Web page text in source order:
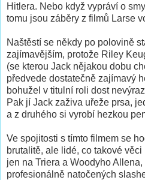
Hitlera. Nebo když vypráví o
tomu jsou záběry z filmů Larse
Naštěstí se někdy po polovině
zajímavějším, protože Riley
(se kterou Jack nějakou dobu
předvede dostatečně zajímavý
bohužel v titulní roli dost
Pak jí Jack zaživa uřeže prsa,
a z druhého si vyrobí hezkou
Ve spojitosti s tímto filmem se
brutalitě, ale lidé, co takové
jen na Triera a Woodyho
profesionálně natočených